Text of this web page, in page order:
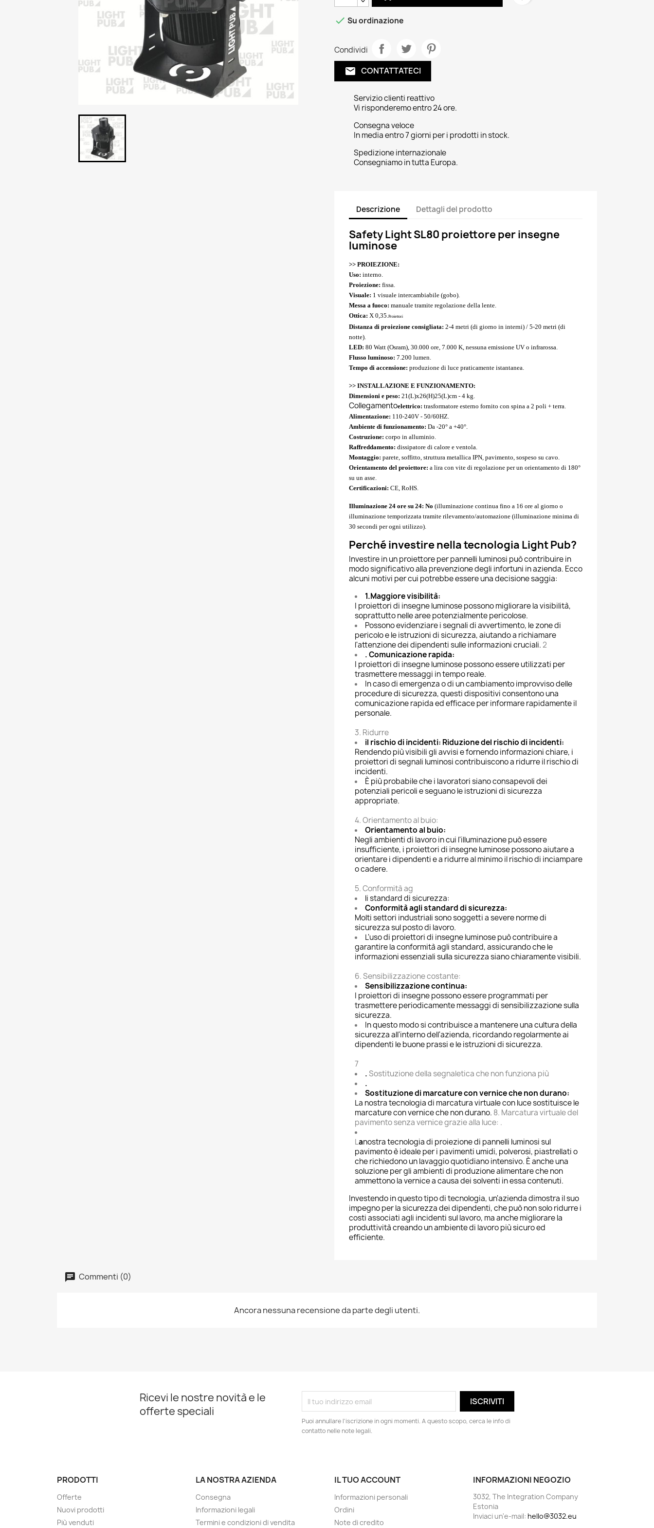
 Su ordinazione
Condividi
email CONTATTATECI
Servizio clienti reattivo
Vi risponderemo entro 24 ore.
Consegna veloce
In media entro 7 giorni per i prodotti in stock.
Spedizione internazionale
Consegniamo in tutta Europa.
Descrizione Dettagli del prodotto
Safety Light SL80 proiettore per insegne
luminose
>> PROIEZIONE:
Uso: interno.
Proiezione: fissa.
Visuale: 1 visuale intercambiabile (gobo).
Messa a fuoco: manuale tramite regolazione della lente.
Ottica: X 0,35.Proiettori
Distanza di proiezione consigliata: 2-4 metri (di giorno in interni) / 5-20 metri (di
notte).
LED: 80 Watt (Osram), 30.000 ore, 7.000 K, nessuna emissione UV o infrarossa.
Flusso luminoso: 7.200 lumen.
Tempo di accensione: produzione di luce praticamente istantanea.
>> INSTALLAZIONE E FUNZIONAMENTO:
Dimensioni e peso: 21(L)x26(H)25(L)cm - 4 kg.
Collegamentoelettrico: trasformatore esterno fornito con spina a 2 poli + terra.
Alimentazione: 110-240V - 50/60HZ.
Ambiente di funzionamento: Da -20° a +40°.
Costruzione: corpo in alluminio.
Raffreddamento: dissipatore di calore e ventola.
Montaggio: parete, soffitto, struttura metallica IPN, pavimento, sospeso su cavo.
Orientamento del proiettore: a lira con vite di regolazione per un orientamento di 180°
su un asse.
Certificazioni: CE, RoHS.
Illuminazione 24 ore su 24: No (illuminazione continua fino a 16 ore al giorno o
illuminazione temporizzata tramite rilevamento/automazione (illuminazione minima di
30 secondi per ogni utilizzo).
Perché investire nella tecnologia Light Pub?
Investire in un proiettore per pannelli luminosi può contribuire in
modo significativo alla prevenzione degli infortuni in azienda. Ecco
alcuni motivi per cui potrebbe essere una decisione saggia:
1.Maggiore visibilità:
I proiettori di insegne luminose possono migliorare la visibilità,
soprattutto nelle aree potenzialmente pericolose.
Possono evidenziare i segnali di avvertimento, le zone di
pericolo e le istruzioni di sicurezza, aiutando a richiamare
l'attenzione dei dipendenti sulle informazioni cruciali.2
. Comunicazione rapida:
I proiettori di insegne luminose possono essere utilizzati per
trasmettere messaggi in tempo reale.
In caso di emergenza o di un cambiamento improvviso delle
procedure di sicurezza, questi dispositivi consentono una
comunicazione rapida ed efficace per informare rapidamente il
personale.
3. Ridurre
il rischio di incidenti: Riduzione del rischio di incidenti:
Rendendo più visibili gli avvisi e fornendo informazioni chiare, i
proiettori di segnali luminosi contribuiscono a ridurre il rischio di
incidenti.
È più probabile che i lavoratori siano consapevoli dei
potenziali pericoli e seguano le istruzioni di sicurezza
appropriate.
4. Orientamento al buio:
Orientamento al buio:
Negli ambienti di lavoro in cui l'illuminazione può essere
insufficiente, i proiettori di insegne luminose possono aiutare a
orientare i dipendenti e a ridurre al minimo il rischio di inciampare
o cadere.
5. Conformità ag
li standard di sicurezza:
Conformità agli standard di sicurezza:
Molti settori industriali sono soggetti a severe norme di
sicurezza sul posto di lavoro.
L'uso di proiettori di insegne luminose può contribuire a
garantire la conformità agli standard, assicurando che le
informazioni essenziali sulla sicurezza siano chiaramente visibili.
6. Sensibilizzazione costante:
Sensibilizzazione continua:
I proiettori di insegne possono essere programmati per
trasmettere periodicamente messaggi di sensibilizzazione sulla
sicurezza.
In questo modo si contribuisce a mantenere una cultura della
sicurezza all'interno dell'azienda, ricordando regolarmente ai
dipendenti le buone prassi e le istruzioni di sicurezza.
7
.Sostituzione della segnaletica che non funziona più
.
Sostituzione di marcature con vernice che non durano:
La nostra tecnologia di marcatura virtuale con luce sostituisce le
marcature con vernice che non durano. 8. Marcatura virtuale del
pavimento senza vernice grazie alla luce: .
Lanostra tecnologia di proiezione di pannelli luminosi sul
pavimento è ideale per i pavimenti umidi, polverosi, piastrellati o
che richiedono un lavaggio quotidiano intensivo. È anche una
soluzione per gli ambienti di produzione alimentare che non
ammettono la vernice a causa dei solventi in essa contenuti.
Investendo in questo tipo di tecnologia, un'azienda dimostra il suo
impegno per la sicurezza dei dipendenti, che può non solo ridurre i
costi associati agli incidenti sul lavoro, ma anche migliorare la
produttività creando un ambiente di lavoro più sicuro ed
efficiente.
Commenti (0)
Ancora nessuna recensione da parte degli utenti.
Ricevi le nostre novità e le
offerte speciali
Puoi annullare l'iscrizione in ogni momenti. A questo scopo, cerca le info di
contatto nelle note legali.
PRODOTTI
Offerte
Nuovi prodotti
Più venduti
LA NOSTRA AZIENDA
Consegna
Informazioni legali
Termini e condizioni di vendita
IL TUO ACCOUNT
Informazioni personali
Ordini
Note di credito
INFORMAZIONI NEGOZIO
3032, The Integration Company
Estonia
Inviaci un'e-mail: hello@3032.eu